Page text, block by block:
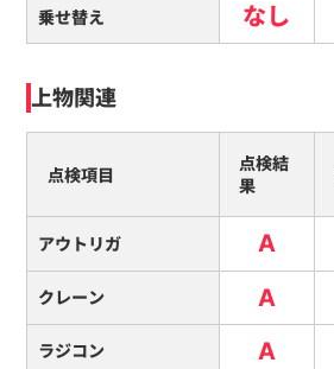
乗せ替え なし
上物関連
点検項目
点検結
果
アウトリガ A
クレーン A
ラジコン A